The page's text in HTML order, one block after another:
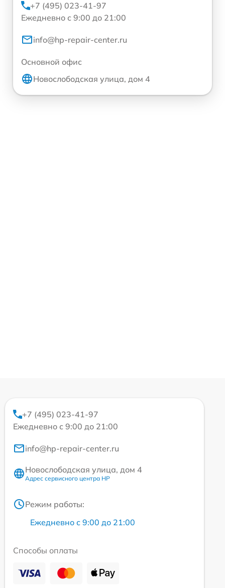
+7 (495) 023-41-97
Ежедневно с 9:00 до 21:00
info@hp-repair-center.ru
Основной офис
Новослободская улица, дом 4
+7 (495) 023-41-97
Ежедневно с 9:00 до 21:00
info@hp-repair-center.ru
Новослободская улица, дом 4
Адрес сервисного центра HP
Режим работы:
Ежедневно с 9:00 до 21:00
Способы оплаты